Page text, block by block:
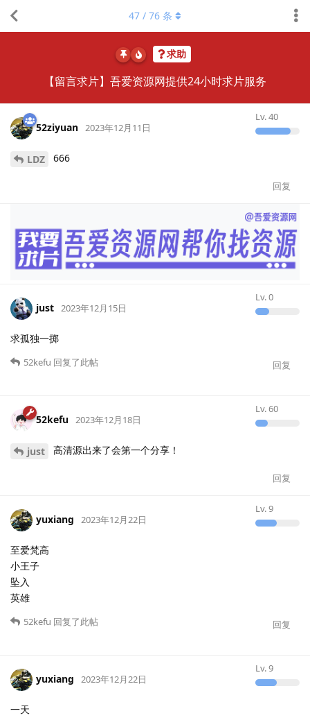
求助
【留言求片】吾爱资源网提供24小时求片服务
47 / 76 条
52ziyuan
Lv.40
2023年12月11日
LDZ 666
回复
just
Lv.0
2023年12月15日
求孤独一掷
回复
52kefu 回复了此帖
52kefu
Lv.60
2023年12月18日
just 高清源出来了会第一个分享！
回复
yuxiang
Lv.9
2023年12月22日
至爱梵高
小王子
坠入
英雄
回复
52kefu 回复了此帖
yuxiang
Lv.9
2023年12月22日
一天